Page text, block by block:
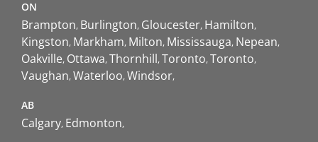
ON
Brampton Burlington Gloucester Hamilton
Kingston Markham Milton Mississauga Nepean
Oakville Ottawa Thornhill Toronto Toronto
Vaughan Waterloo Windsor
AB
Calgary Edmonton